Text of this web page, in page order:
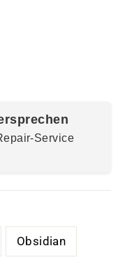
Service
Obsidian